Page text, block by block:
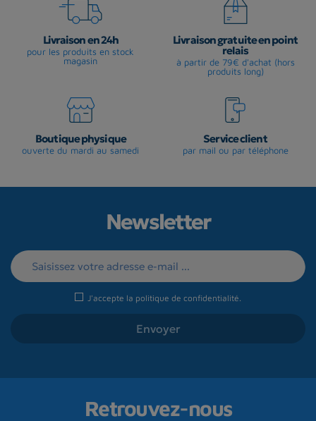
Livraison en 24h
pour les produits en stock
magasin
Livraison gratuite en point
relais
à partir de 79€ d'achat (hors
produits long)
Boutique physique
ouverte du mardi au samedi
Service client
par mail ou par téléphone
Newsletter
J'accepte la politique de confidentialité
Retrouvez-nous